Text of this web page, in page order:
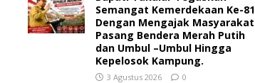
Semangat Kemerdekaan Ke-81
Dengan Mengajak Masyarakat
Pasang Bendera Merah Putih
dan Umbul –Umbul Hingga
Kepelosok Kampung.
3 Agustus 2026 0